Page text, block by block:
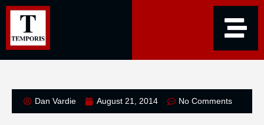
Dan Vardie August 21, 2014 No Comments